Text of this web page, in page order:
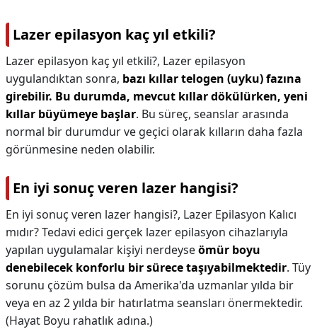
Lazer epilasyon kaç yıl etkili?
Lazer epilasyon kaç yıl etkili?, Lazer epilasyon
uygulandıktan sonra, bazı kıllar telogen (uyku) fazına
girebilir. Bu durumda, mevcut kıllar dökülürken, yeni
kıllar büyümeye başlar. Bu süreç, seanslar arasında
normal bir durumdur ve geçici olarak kılların daha fazla
görünmesine neden olabilir.
En iyi sonuç veren lazer hangisi?
En iyi sonuç veren lazer hangisi?, Lazer Epilasyon Kalıcı
mıdır? Tedavi edici gerçek lazer epilasyon cihazlarıyla
yapılan uygulamalar kişiyi nerdeyseömür boyu
denebilecek konforlu bir sürece taşıyabilmektedir. Tüy
sorunu çözüm bulsa da Amerika'da uzmanlar yılda bir
veya en az 2 yılda bir hatırlatma seansları önermektedir.
(Hayat Boyu rahatlık adına.)